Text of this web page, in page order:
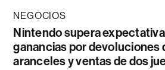
NEGOCIOS
Nintendo supera
ganancias por devoluciones
aranceles y ventas de dos